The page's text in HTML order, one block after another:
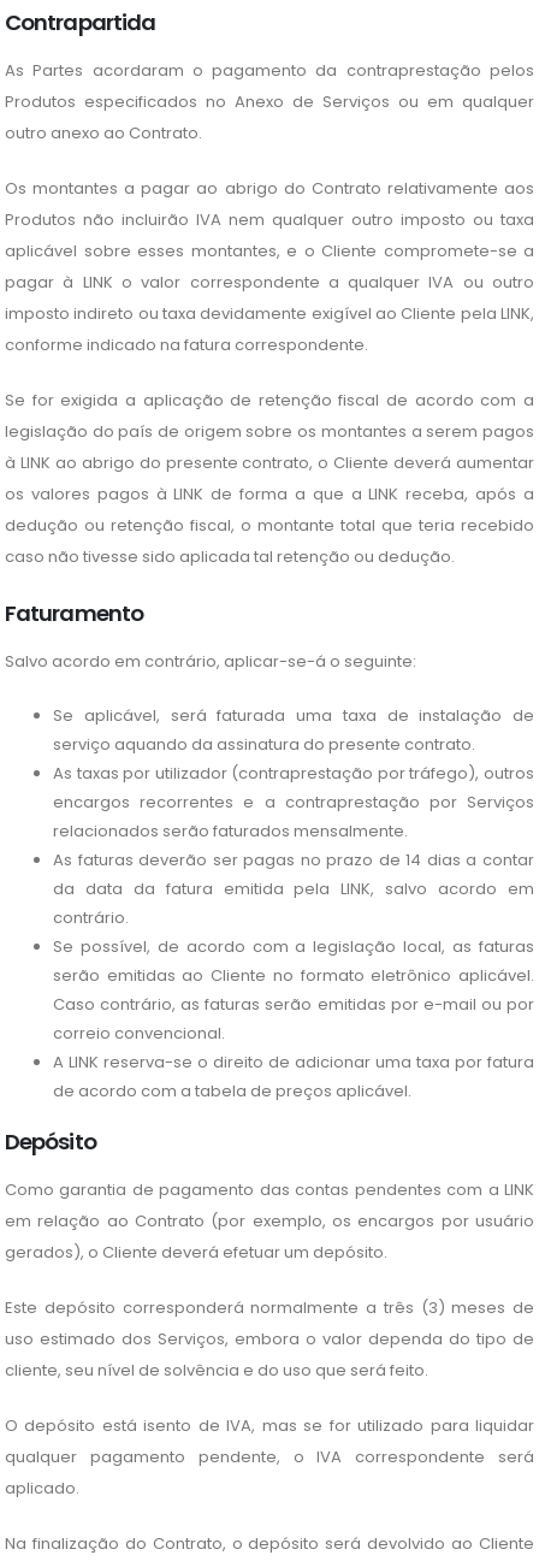
Contrapartida
As Partes acordaram o pagamento da contraprestação pelos
Produtos especificados no Anexo de Serviços ou em qualquer
outro anexo ao Contrato.
Os montantes a pagar ao abrigo do Contrato relativamente aos
Produtos não incluirão IVA nem qualquer outro imposto ou taxa
aplicável sobre esses montantes, e o Cliente compromete-se a
pagar à LINK o valor correspondente a qualquer IVA ou outro
imposto indireto ou taxa devidamente exigível ao Cliente pela LINK,
conforme indicado na fatura correspondente.
Se for exigida a aplicação de retenção fiscal de acordo com a
legislação do país de origem sobre os montantes a serem pagos
à LINK ao abrigo do presente contrato, o Cliente deverá aumentar
os valores pagos à LINK de forma a que a LINK receba, após a
dedução ou retenção fiscal, o montante total que teria recebido
caso não tivesse sido aplicada tal retenção ou dedução.
Faturamento
Salvo acordo em contrário, aplicar-se-á o seguinte:
Se aplicável, será faturada uma taxa de instalação de
serviço aquando da assinatura do presente contrato.
As taxas por utilizador (contraprestação por tráfego), outros
encargos recorrentes e a contraprestação por Serviços
relacionados serão faturados mensalmente.
As faturas deverão ser pagas no prazo de 14 dias a contar
da data da fatura emitida pela LINK, salvo acordo em
contrário.
Se possível, de acordo com a legislação local, as faturas
serão emitidas ao Cliente no formato eletrônico aplicável.
Caso contrário, as faturas serão emitidas por e-mail ou por
correio convencional.
A LINK reserva-se o direito de adicionar uma taxa por fatura
de acordo com a tabela de preços aplicável.
Depósito
Como garantia de pagamento das contas pendentes com a LINK
em relação ao Contrato (por exemplo, os encargos por usuário
gerados), o Cliente deverá efetuar um depósito.
Este depósito corresponderá normalmente a três (3) meses de
uso estimado dos Serviços, embora o valor dependa do tipo de
cliente, seu nível de solvência e do uso que será feito.
O depósito está isento de IVA, mas se for utilizado para liquidar
qualquer pagamento pendente, o IVA correspondente será
aplicado.
Na finalização do Contrato, o depósito será devolvido ao Cliente